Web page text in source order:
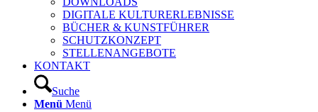
DIGITALE KULTURERLEBNISSE
BÜCHER & KUNSTFÜHRER
SCHUTZKONZEPT
STELLENANGEBOTE
KONTAKT
Suche
Menü Menü